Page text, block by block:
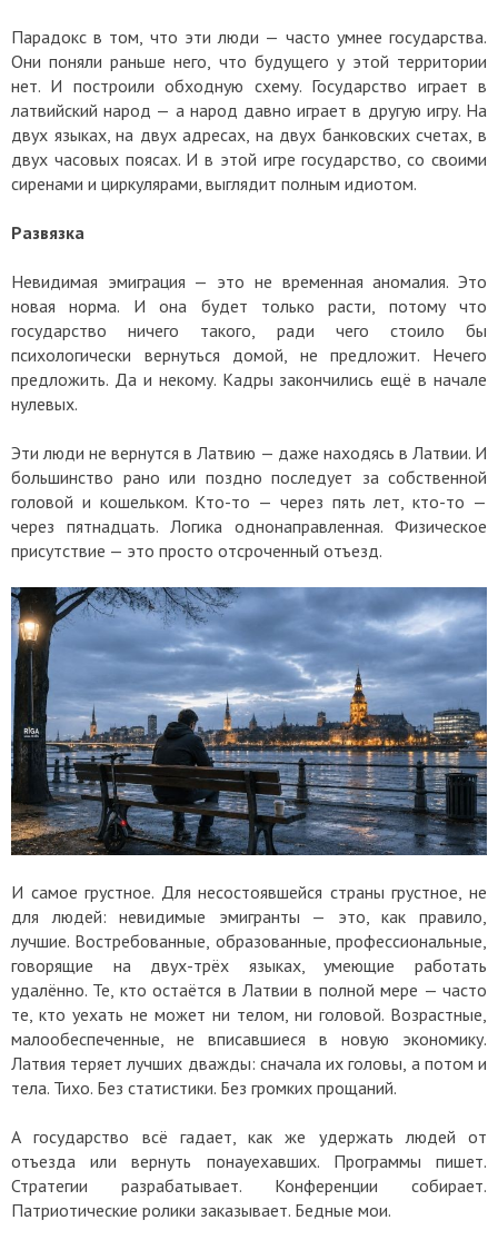
Парадокс в том, что эти люди — часто умнее государства.
Они поняли раньше него, что будущего у этой территории
нет. И построили обходную схему. Государство играет в
латвийский народ — а народ давно играет в другую игру. На
двух языках, на двух адресах, на двух банковских счетах, в
двух часовых поясах. И в этой игре государство, со своими
сиренами и циркулярами, выглядит полным идиотом.
Развязка
Невидимая эмиграция — это не временная аномалия. Это
новая норма. И она будет только расти, потому что
государство ничего такого, ради чего стоило бы
психологически вернуться домой, не предложит. Нечего
предложить. Да и некому. Кадры закончились ещё в начале
нулевых.
Эти люди не вернутся в Латвию — даже находясь в Латвии. И
большинство рано или поздно последует за собственной
головой и кошельком. Кто-то — через пять лет, кто-то —
через пятнадцать. Логика однонаправленная. Физическое
присутствие — это просто отсроченный отъезд.
И самое грустное. Для несостоявшейся страны грустное, не
для людей: невидимые эмигранты — это, как правило,
лучшие. Востребованные, образованные, профессиональные,
говорящие на двух-трёх языках, умеющие работать
удалённо. Те, кто остаётся в Латвии в полной мере — часто
те, кто уехать не может ни телом, ни головой. Возрастные,
малообеспеченные, не вписавшиеся в новую экономику.
Латвия теряет лучших дважды: сначала их головы, а потом и
тела. Тихо. Без статистики. Без громких прощаний.
А государство всё гадает, как же удержать людей от
отъезда или вернуть понауехавших. Программы пишет.
Стратегии разрабатывает. Конференции собирает.
Патриотические ролики заказывает. Бедные мои.